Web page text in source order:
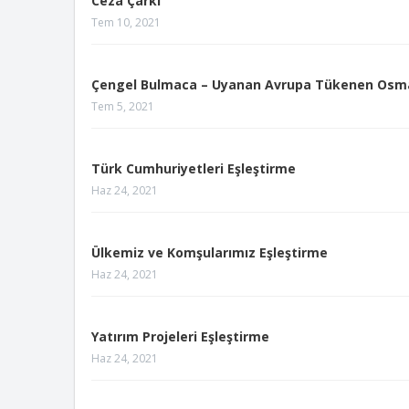
Tem 10, 2021
Çengel Bulmaca – Uyanan Avrupa Tükenen
Tem 5, 2021
Türk Cumhuriyetleri Eşleştirme
Haz 24, 2021
Ülkemiz ve Komşularımız Eşleştirme
Haz 24, 2021
Yatırım Projeleri Eşleştirme
Haz 24, 2021